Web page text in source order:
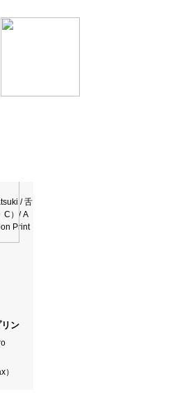
リント C）/ A Fallen Angel（Special